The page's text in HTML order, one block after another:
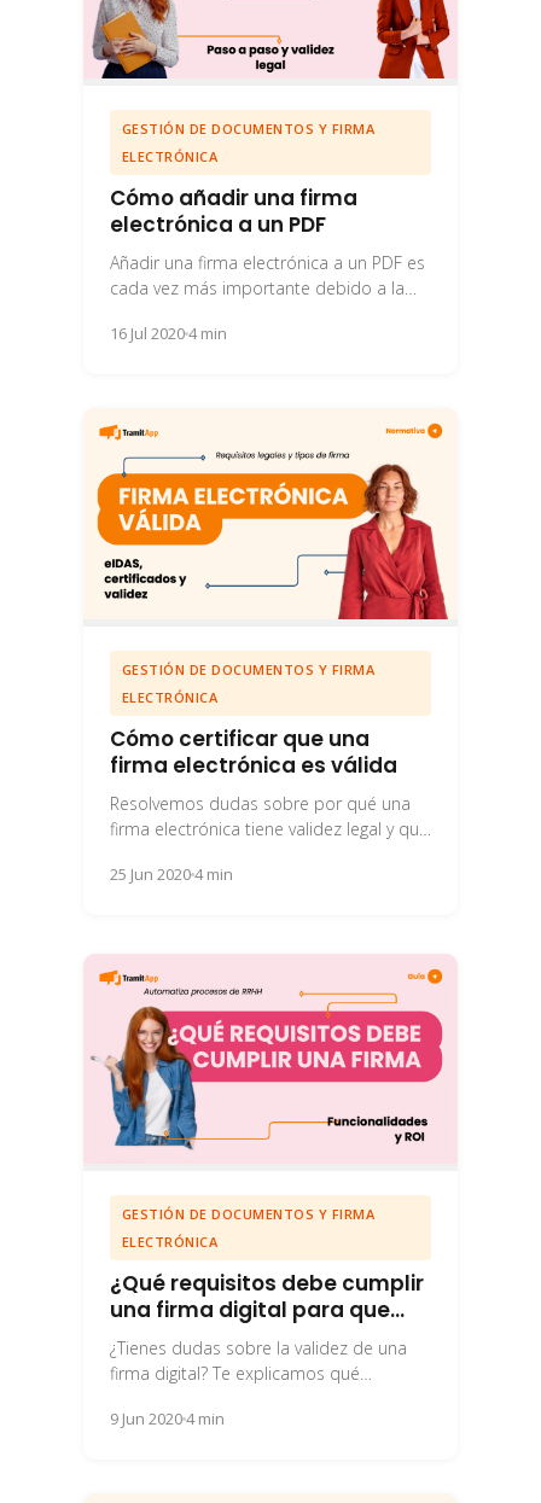
GESTIÓN DE DOCUMENTOS Y FIRMA
ELECTRÓNICA
Cómo añadir una firma
electrónica a un PDF
Añadir una firma electrónica a un PDF es
cada vez más importante debido a la
físicamente....
16 Jul 20204 min
GESTIÓN DE DOCUMENTOS Y FIRMA
ELECTRÓNICA
Cómo certificar que una
firma electrónica es válida
Resolvemos dudas sobre por qué una
firma electrónica tiene validez legal y qué
garantizar esta...
25 Jun 20204 min
GESTIÓN DE DOCUMENTOS Y FIRMA
ELECTRÓNICA
¿Qué requisitos debe cumplir
una firma digital para que
sea válida?
¿Tienes dudas sobre la validez de una
firma digital? Te explicamos qué
9 Jun 20204 min